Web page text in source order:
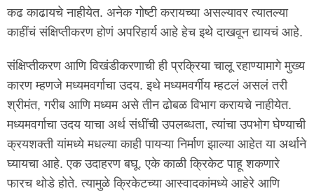
कढ काढायचे नाहीयेत. अनेक गोष्टी करायच्या असल्यावर त्यातल्या
काहींचं संक्षिप्तीकरण होणं अपरिहार्य आहे हेच इथे दाखवून द्यायचं आहे.
संक्षिप्तीकरण आणि विखंडीकरणाची ही प्रक्रिया चालू रहाण्यामागे मुख्य
कारण म्हणजे मध्यमवर्गाचा उदय. इथे मध्यमवर्गीय म्हटलं असलं तरी
श्रीमंत, गरीब आणि मध्यम असे तीन ढोबळ विभाग करायचे नाहीयेत.
मध्यमवर्गाचा उदय याचा अर्थ संधींची उपलब्धता, त्यांचा उपभोग घेण्याची
क्रयशक्ती यांमध्ये मधल्या काही पायऱ्या निर्माण झाल्या आहेत या अर्थाने
घ्यायचा आहे. एक उदाहरण बघू. एके काळी क्रिकेट पाहू शकणारे
फारच थोडे होते. त्यामुळे क्रिकेटच्या आस्वादकांमध्ये आहेरे आणि